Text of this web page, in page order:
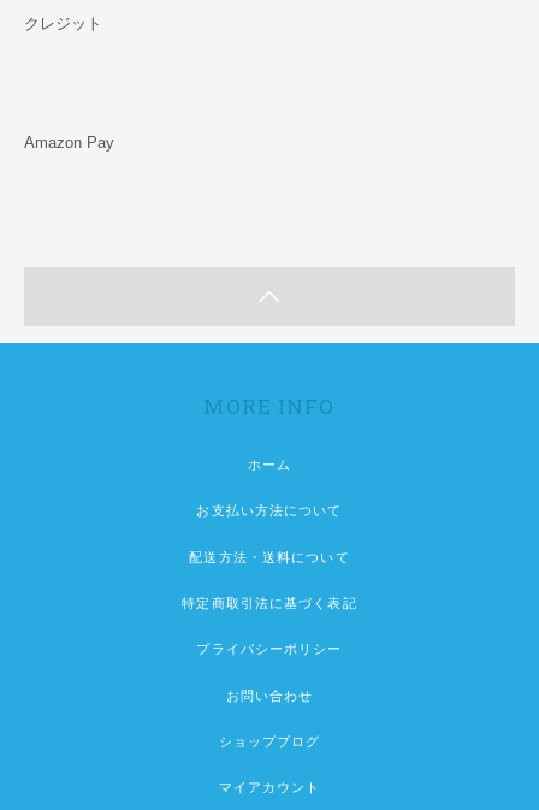
クレジット
Amazon Pay
MORE INFO
ホーム
お支払い方法について
配送方法・送料について
特定商取引法に基づく表記
プライバシーポリシー
お問い合わせ
ショップブログ
マイアカウント